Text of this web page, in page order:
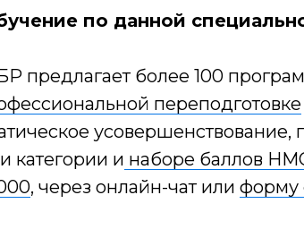
по данной
предлагает более 100
переподготовке
усовершенствование,
категории и наборе баллов
, через онлайн-чат или форму